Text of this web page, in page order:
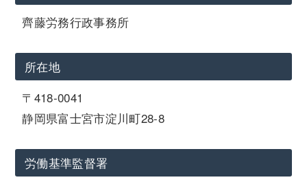
齊藤労務行政事務所
所在地
〒418-0041
静岡県富士宮市淀川町28-8
労働基準監督署